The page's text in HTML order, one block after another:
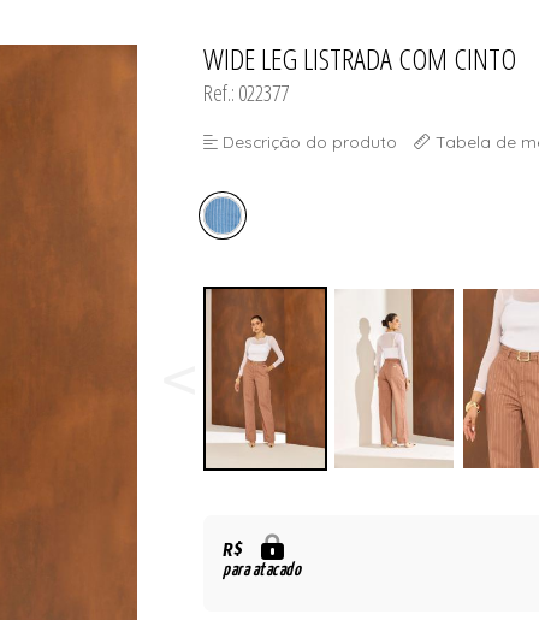
TODOS DE
TODOS DE SELEÇÃO
WIDE LEG LISTRADA COM CINTO
Ref.: 022377
Descrição do produto Tabela de
R$
para atacado